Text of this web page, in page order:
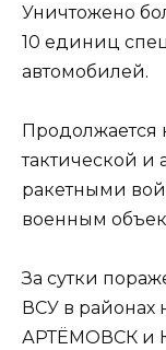
Уничтожено
10 единиц
автомобилей.
Продолжается
тактической
ракетными
военным
За сутки
ВСУ в районах
АРТЁМОВСК и